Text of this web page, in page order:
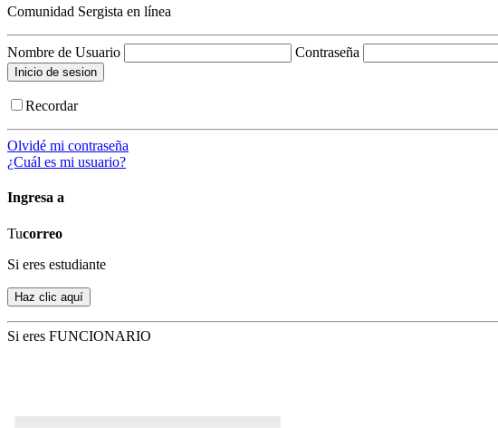
Comunidad Sergista en línea
Nombre de Usuario Contraseña
Recordar
Olvidé mi contraseña
¿Cuál es mi usuario?
Ingresa a
Tucorreo
Si eres estudiante
Si eres FUNCIONARIO